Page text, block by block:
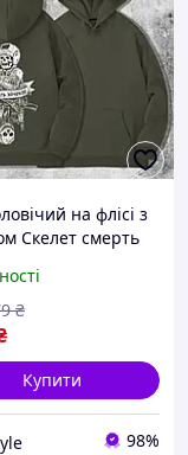
на флісі з
Скелет смерть
флісове
худі на
тематику
₴
Купити
98%